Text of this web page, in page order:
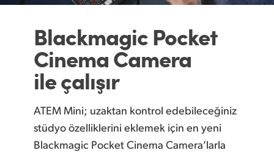
Blackmagic Pocket
Cinema Camera
ile çalışır
ATEM Mini; uzaktan kontrol edebileceğiniz
stüdyo özelliklerini eklemek için en yeni
Blackmagic Pocket Cinema Camera’larla